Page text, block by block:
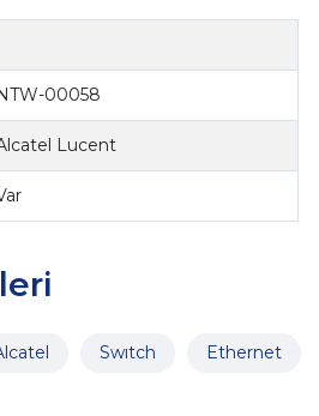
00058
Lucent
Swıtch Ethernet